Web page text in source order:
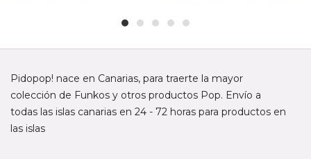
Pidopop! nace en Canarias, para traerte la mayor
colección de Funkos y otros productos Pop. Envío a
todas las islas canarias en 24 - 72 horas para productos en
las islas